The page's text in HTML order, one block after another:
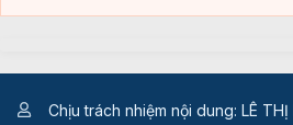
Chịu trách nhiệm nội dung: LÊ THỊ